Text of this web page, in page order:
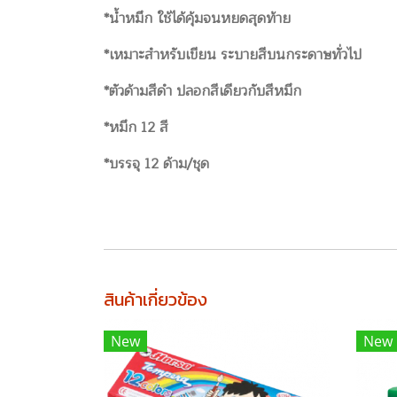
*น้ำหมึก ใช้ได้คุ้มจนหยดสุดท้าย
*เหมาะสำหรับเขียน ระบายสีบนกระดาษทั่วไป
*ตัวด้ามสีดำ ปลอกสีเดียวกับสีหมึก
*หมึก 12 สี
*บรรจุ 12 ด้าม/ชุด
สินค้าเกี่ยวข้อง
New New